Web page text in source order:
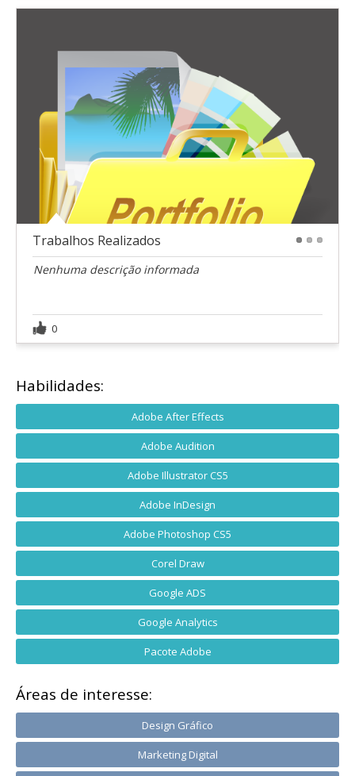
Trabalhos Realizados
Nenhuma descrição informada
0
Habilidades:
Adobe After Effects
Adobe Audition
Adobe Illustrator CS5
Adobe InDesign
Adobe Photoshop CS5
Corel Draw
Google ADS
Google Analytics
Pacote Adobe
Áreas de interesse:
Design Gráfico
Marketing Digital